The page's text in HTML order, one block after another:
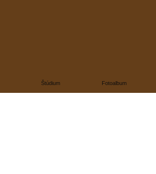
Štúdium Fotoalbum